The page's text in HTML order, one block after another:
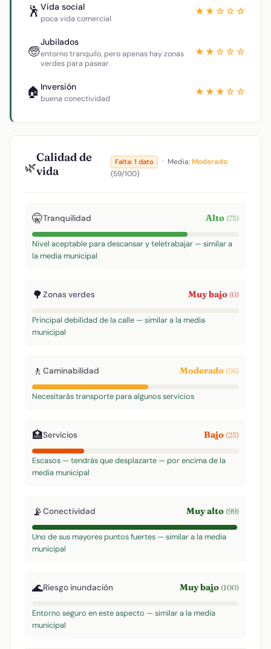
🕺 Vida social
poca vida comercial
★★☆☆☆
🧓
Jubilados
entorno tranquilo, pero apenas hay zonas
verdes para pasear
★★☆☆☆
🏠 Inversión
buena conectividad
★★★☆☆
🌿
Calidad de
vida
Falta: 1 dato · Media:Moderado
(59/100)
🤫Tranquilidad Alto (75)
Nivel aceptable para descansar y teletrabajar — similar a
la media municipal
🌳Zonas verdes Muy bajo (0)
Principal debilidad de la calle — similar a la media
municipal
🚶 Caminabilidad Moderado (56)
Necesitarás transporte para algunos servicios
🏥Servicios Bajo (25)
Escasos — tendrás que desplazarte — por encima de la
media municipal
📡Conectividad Muy alto (99)
Uno de sus mayores puntos fuertes — similar a la media
municipal
🌊Riesgo inundación Muy bajo (100)
Entorno seguro en este aspecto — similar a la media
municipal